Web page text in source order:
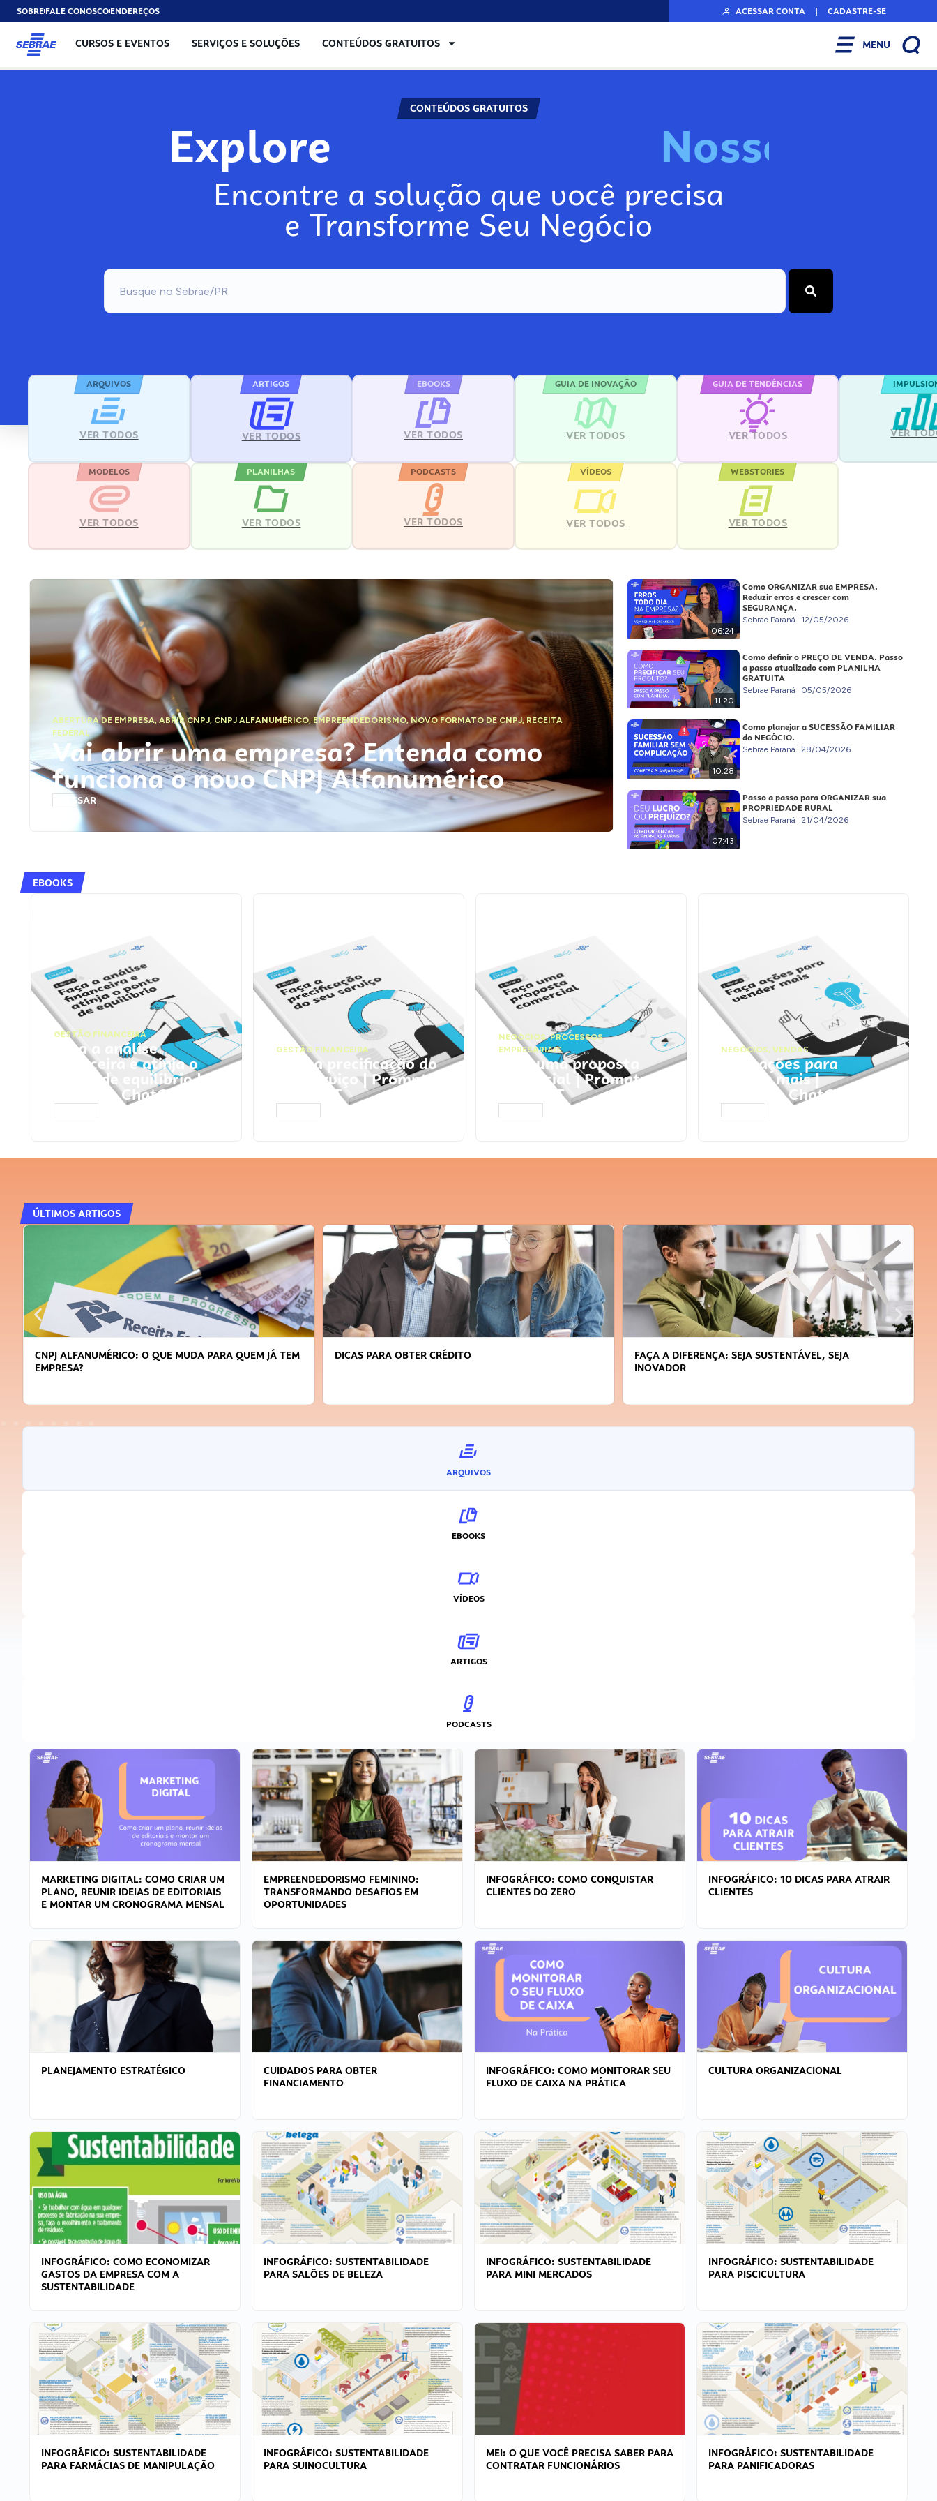
SOBREFALE CONOSCOENDEREÇOS ACESSAR CONTA | CADASTRE-SE
CURSOS E EVENTOS SERVIÇOS E SOLUÇÕES CONTEÚDOS GRATUITOS MENU
CONTEÚDOS GRATUITOS
Explore Nosso
Encontre a solução que você precisa
e Transforme Seu Negócio
ARQUIVOS
VER TODOS
ARTIGOS
VER TODOS
EBOOKS
VER TODOS
GUIA DE INOVAÇÃO
VER TODOS
GUIA DE TENDÊNCIAS
VER TODOS VER
MODELOS
VER TODOS
PLANILHAS
VER TODOS
PODCASTS
VER TODOS
VÍDEOS
VER TODOS
WEBSTORIES
VER TODOS
ABERTURA DE EMPRESA,ABRIR CNPJ, CNPJ ALFANUMÉRICO, EMPREENDEDORISMO,NOVO FORMATO DE CNPJ,RECEITA
FEDERAL
Vai abrir uma empresa? Entenda como
funciona o novo CNPJ Alfanumérico
ACESSAR
06:24
Como ORGANIZAR sua EMPRESA.
Reduzir erros e crescer com
SEGURANÇA.
Sebrae Paraná 12/05/2026
11:20
Como definir o PREÇO DE VENDA. Passo
a passo atualizado com PLANILHA
GRATUITA
Sebrae Paraná 05/05/2026
10:28
Como planejar a SUCESSÃO FAMILIAR
do NEGÓCIO.
Sebrae Paraná 28/04/2026
07:43
Passo a passo para ORGANIZAR sua
PROPRIEDADE RURAL
Sebrae Paraná 21/04/2026
EBOOKS
GESTÃO FINANCEIRA
Faça a análise
financeira e atinja o
ponto de equilíbrio |
Prompts ChatGPT
GESTÃO FINANCEIRA
Faça a precificação do
seu serviço | Prompts
ChatGPT
NEGÓCIOS,PROCESSOS
EMPRESARIAIS
Faça uma proposta
comercial | Prompts
ChatGPT
NEGÓCIOS, VENDAS
Faça ações para
vender mais |
Prompts ChatGPT
ÚLTIMOS ARTIGOS
CNPJ ALFANUMÉRICO: O QUE MUDA PARA QUEM JÁ TEM
EMPRESA?
DICAS PARA OBTER CRÉDITO
FAÇA A DIFERENÇA: SEJA SUSTENTÁVEL, SEJA
INOVADOR
ARQUIVOS
EBOOKS
VÍDEOS
ARTIGOS
PODCASTS
MARKETING DIGITAL: COMO CRIAR UM
PLANO, REUNIR IDEIAS DE EDITORIAIS
E MONTAR UM CRONOGRAMA MENSAL
EMPREENDEDORISMO FEMININO:
TRANSFORMANDO DESAFIOS EM
OPORTUNIDADES
INFOGRÁFICO: COMO CONQUISTAR
CLIENTES DO ZERO
INFOGRÁFICO: 10 DICAS PARA ATRAIR
CLIENTES
PLANEJAMENTO ESTRATÉGICO
CUIDADOS PARA OBTER
FINANCIAMENTO
INFOGRÁFICO: COMO MONITORAR SEU
FLUXO DE CAIXA NA PRÁTICA
CULTURA ORGANIZACIONAL
INFOGRÁFICO: COMO ECONOMIZAR
GASTOS DA EMPRESA COM A
SUSTENTABILIDADE
INFOGRÁFICO: SUSTENTABILIDADE
PARA SALÕES DE BELEZA
INFOGRÁFICO: SUSTENTABILIDADE
PARA MINI MERCADOS
INFOGRÁFICO: SUSTENTABILIDADE
PARA PISCICULTURA
INFOGRÁFICO: SUSTENTABILIDADE
PARA FARMÁCIAS DE MANIPULAÇÃO
INFOGRÁFICO: SUSTENTABILIDADE
PARA SUINOCULTURA
MEI: O QUE VOCÊ PRECISA SABER PARA
CONTRATAR FUNCIONÁRIOS
INFOGRÁFICO: SUSTENTABILIDADE
PARA PANIFICADORAS